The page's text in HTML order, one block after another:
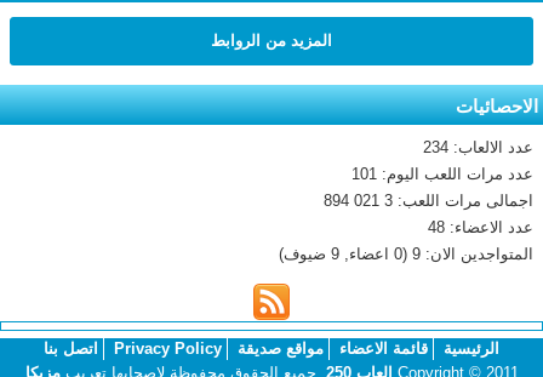
المزيد من الروابط
الاحصائيات
عدد الالعاب: 234
عدد مرات اللعب اليوم: 101
اجمالى مرات اللعب: 3 021 894
عدد الاعضاء: 48
المتواجدين الان: 9 (0 اعضاء, 9 ضيوف)
الرئيسية قائمة الاعضاء مواقع صديقة Privacy Policy
اتصل بنا
Copyright © 2011 العاب 250 . جميع الحقوق محفوظة لاصحابها.تعريبمزيكا